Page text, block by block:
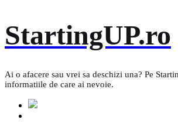
to
content
StartingUP.ro
Ai o afacere sau vrei sa deschizi una? Pe
informatiile de care ai nevoie.